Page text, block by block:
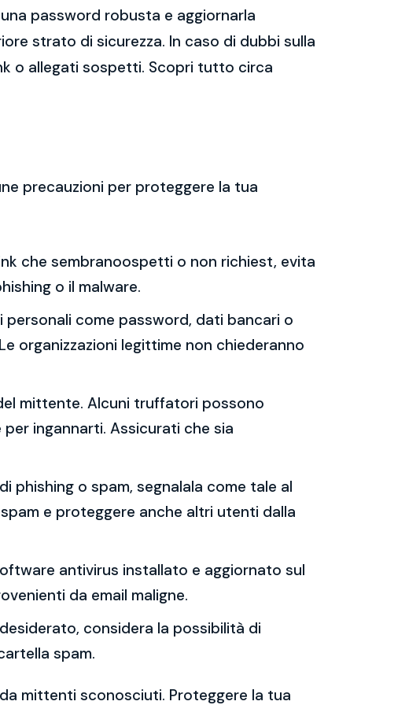
password robusta e aggiornarla
strato di sicurezza. In caso di dubbi sulla
o allegati sospetti. Scopri tutto circa
precauzioni per proteggere la tua
che sembranoospetti o non richiest, evita
o il malware.
personali come password, dati bancari o
organizzazioni legittime non chiederanno
mittente. Alcuni truffatori possono
ingannarti. Assicurati che sia
phishing o spam, segnalala come tale al
e proteggere anche altri utenti dalla
antivirus installato e aggiornato sul
da email maligne.
considera la possibilità di
spam.
mittenti sconosciuti. Proteggere la tua